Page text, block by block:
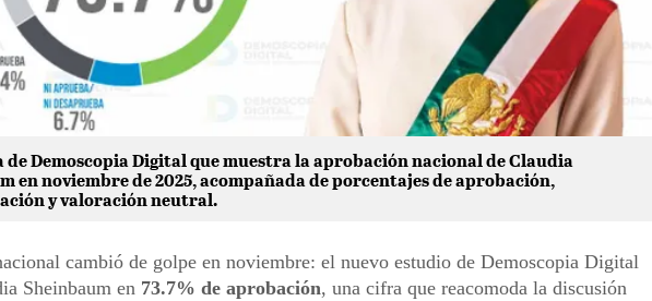
Demoscopia Digital que muestra la aprobación nacional de Claudia
en noviembre de 2025, acompañada de porcentajes de aprobación,
y valoración neutral.
cambió de golpe en noviembre: el nuevo estudio de Demoscopia Digital
Sheinbaum en 73.7% de aprobación, una cifra que reacomoda la discusión